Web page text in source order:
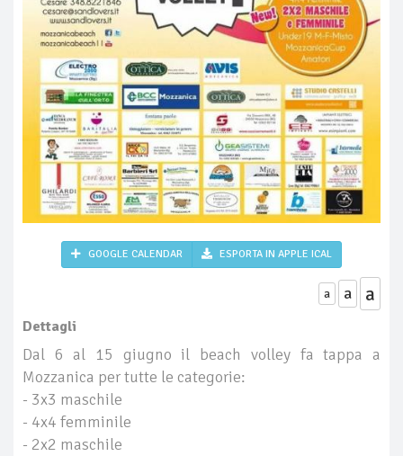
GOOGLE CALENDAR ESPORTA IN APPLE ICAL
a a a
Dettagli
Dal 6 al 15 giugno il beach volley fa tappa a
Mozzanica per tutte le categorie:
- 3x3 maschile
- 4x4 femminile
- 2x2 maschile